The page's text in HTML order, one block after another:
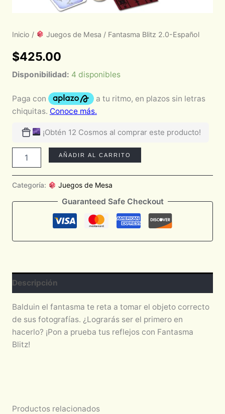
Inicio / Juegos de Mesa / Fantasma Blitz 2.0-Español
$425.00
Disponibilidad: 4 disponibles
¡Obtén 12 Cosmos al comprar este producto!
AÑADIR AL CARRITO
Categoría: Juegos de Mesa
Guaranteed Safe Checkout
Descripción
Balduin el fantasma te reta a tomar el objeto correcto
de sus fotografías. ¿Lograrás ser el primero en
hacerlo? ¡Pon a prueba tus reflejos con Fantasma
Blitz!
Productos relacionados